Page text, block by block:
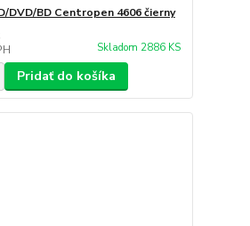
DVD/BD Centropen 4606 čierny
Skladom 2886 KS
Pridať do košíka